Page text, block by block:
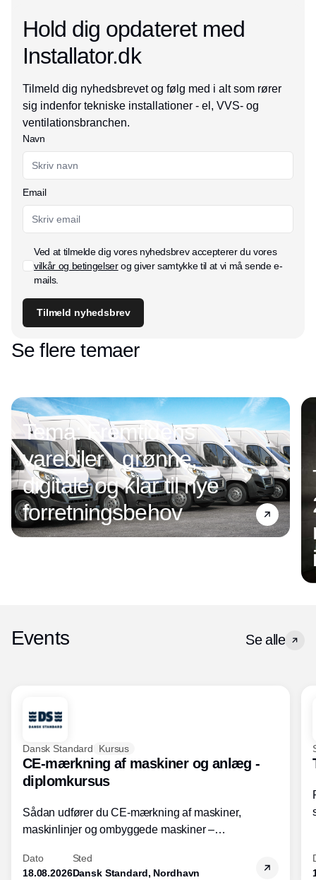
Hold dig opdateret med
Installator.dk
Tilmeld dig nyhedsbrevet og følg med i alt som rører
sig indenfor tekniske installationer - el, VVS- og
ventilationsbranchen.
Navn
Email
Ved at tilmelde dig vores nyhedsbrev accepterer du vores
vilkår og betingelserog giver samtykke til at vi må sende e-
mails.
Tilmeld nyhedsbrev
Se flere temaer
Tema: Fremtidens
varebiler - grønne,
digitale og klar til nye
forretningsbehov
Events Se alle
Dansk Standard Kursus
CE-mærkning af maskiner og anlæg -
diplomkursus
Sådan udfører du CE-mærkning af maskiner,
maskinlinjer og ombyggede maskiner –
Dato
18.08.2026
Sted
Dansk Standard, Nordhavn